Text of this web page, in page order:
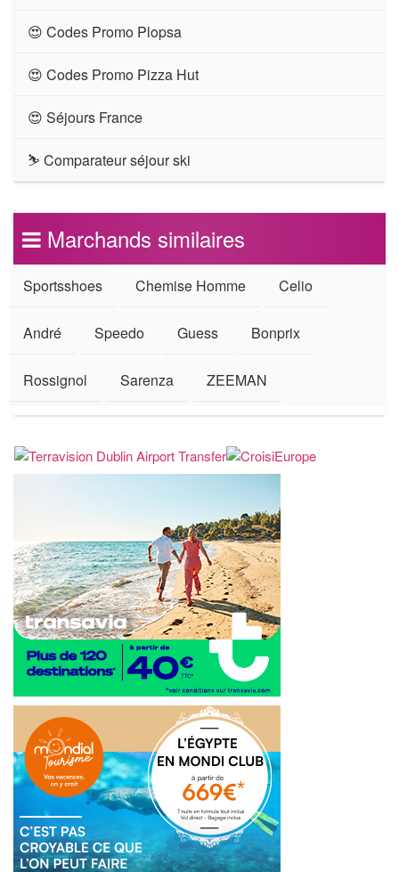
😍 Codes Promo Plopsa
😍 Codes Promo Pizza Hut
😍 Séjours France
⛷ Comparateur séjour ski
Marchands similaires
Sportsshoes Chemise Homme Celio
André Speedo Guess Bonprix
Rossignol Sarenza ZEEMAN